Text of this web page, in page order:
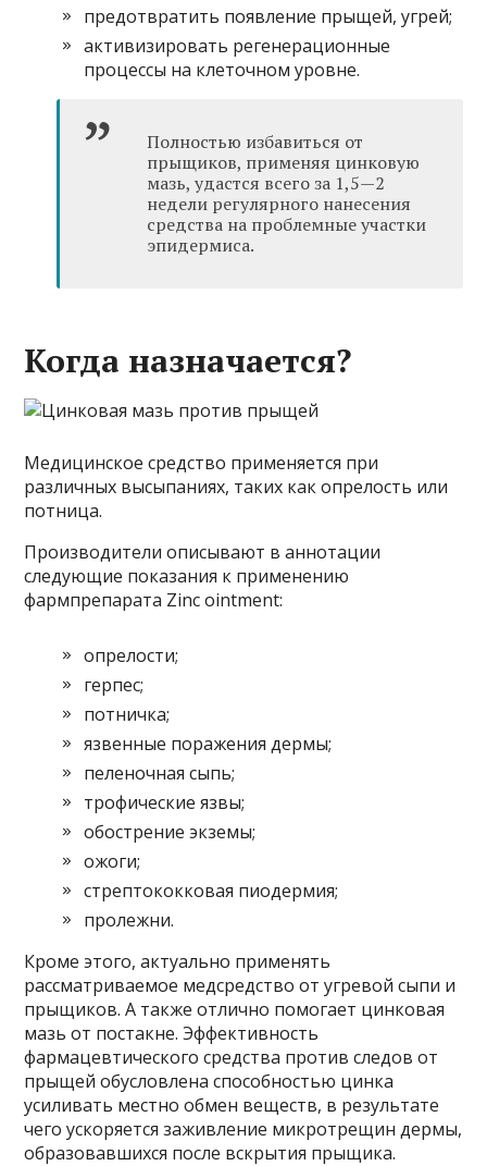
предотвратить появление прыщей, угрей;
активизировать регенерационные
процессы на клеточном уровне.
Полностью избавиться от
прыщиков, применяя цинковую
мазь, удастся всего за 1,5—2
недели регулярного нанесения
средства на проблемные участки
эпидермиса.
Когда назначается?
Медицинское средство применяется при
различных высыпаниях, таких как опрелость или
потница.
Производители описывают в аннотации
следующие показания к применению
фармпрепарата Zinc ointment:
опрелости;
герпес;
потничка;
язвенные поражения дермы;
пеленочная сыпь;
трофические язвы;
обострение экземы;
ожоги;
стрептококковая пиодермия;
пролежни.
Кроме этого, актуально применять
рассматриваемое медсредство от угревой сыпи и
прыщиков. А также отлично помогает цинковая
мазь от постакне. Эффективность
фармацевтического средства против следов от
прыщей обусловлена способностью цинка
усиливать местно обмен веществ, в результате
чего ускоряется заживление микротрещин дермы,
образовавшихся после вскрытия прыщика.